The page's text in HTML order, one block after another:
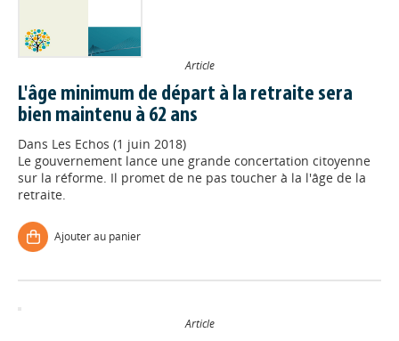
Article
L'âge minimum de départ à la retraite sera
bien maintenu à 62 ans
Dans Les Echos (1 juin 2018)
Le gouvernement lance une grande concertation citoyenne
sur la réforme. Il promet de ne pas toucher à la l'âge de la
retraite.
Ajouter au panier
Article